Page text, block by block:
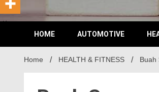
HOME AUTOMOTIVE
Home HEALTH & FITNESS Buah